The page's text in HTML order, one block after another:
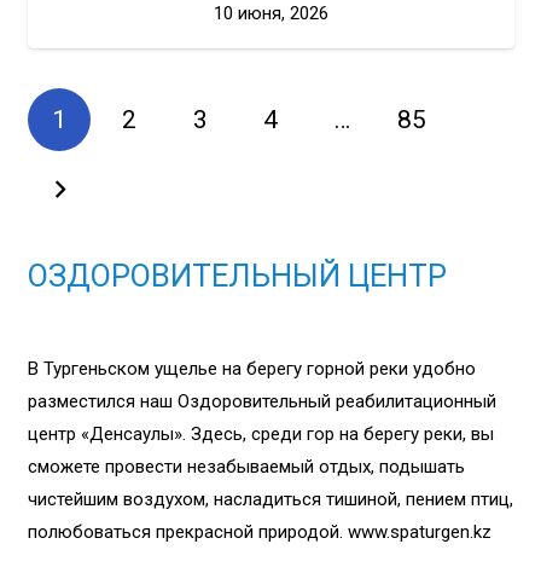
10 июня, 2026
1 2 3 4 … 85
ОЗДОРОВИТЕЛЬНЫЙ ЦЕНТР
В Тургеньском ущелье на берегу горной реки удобно
разместился наш Оздоровительный реабилитационный
центр «Денсаулық». Здесь, среди гор на берегу реки, вы
сможете провести незабываемый отдых, подышать
чистейшим воздухом, насладиться тишиной, пением птиц,
полюбоваться прекрасной природой. www.spaturgen.kz